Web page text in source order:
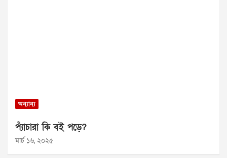
অন্যান্য
প্যাঁচারা কি বই পড়ে?
মার্চ ১৬, ২০২৫